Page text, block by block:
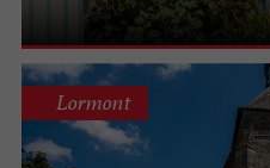
Lormont